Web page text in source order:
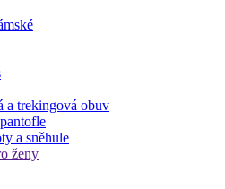
a trekingová obuv
a sněhule
ženy